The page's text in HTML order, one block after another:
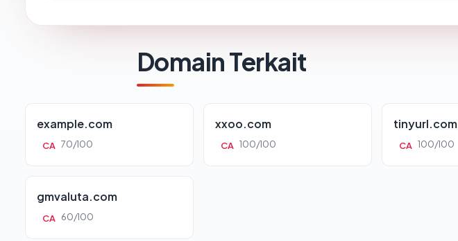
Domain Terkait
example.com
CA 70/100
xxoo.com
CA 100/100
tinyurl.com
CA 100/100
gmvaluta.com
CA 60/100